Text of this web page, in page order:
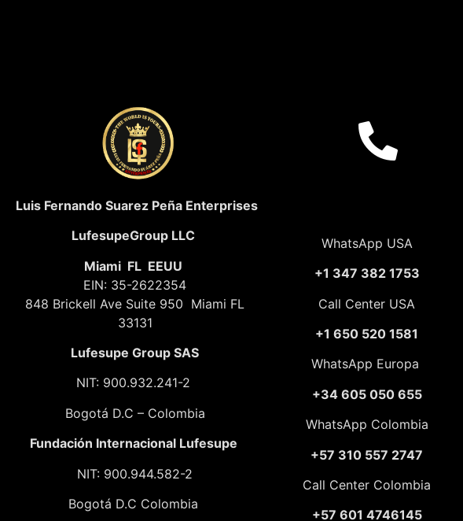
Luis Fernando Suarez Peña Enterprises
LufesupeGroup LLC
Miami FL EEUU
EIN: 35-2622354
848 Brickell Ave Suite 950 Miami FL
33131
Lufesupe Group SAS
NIT: 900.932.241-2
Bogotá D.C – Colombia
Fundación Internacional Lufesupe
NIT: 900.944.582-2
Bogotá D.C Colombia
WhatsApp USA
+1 347 382 1753
Call Center USA
+1 650 520 1581
WhatsApp Europa
+34 605 050 655
WhatsApp Colombia
+57 310 557 2747
Call Center Colombia
+57 601 4746145